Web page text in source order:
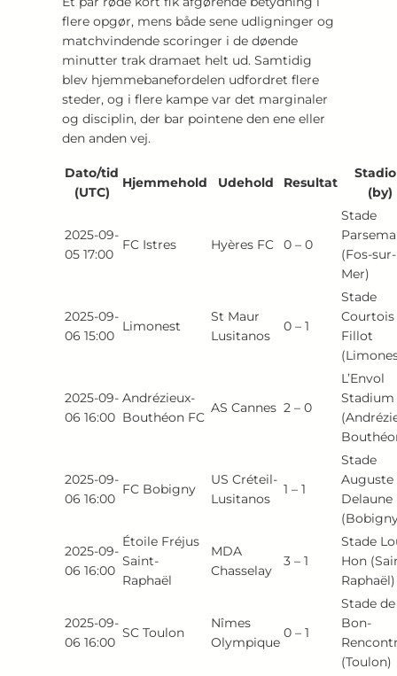
flere opgør, mens både sene udligninger og
matchvindende scoringer i de døende
minutter trak dramaet helt ud. Samtidig
blev hjemmebanefordelen udfordret flere
steder, og i flere kampe var det marginaler
og disciplin, der bar pointene den ene eller
den anden vej.
Dato/tid
(UTC)
Hjemmehold Udehold Resultat
(by)
2025-09-
05 17:00
FC Istres Hyères FC 0 – 0
Stade
(Fos-sur-
Mer)
2025-09-
06 15:00
Limonest
St Maur
Lusitanos
0 – 1
Stade
Courtois
Fillot
2025-09-
06 16:00
Andrézieux-
Bouthéon FC
AS Cannes 2 – 0
L’Envol
Stadium
2025-09-
06 16:00
FC Bobigny
US Créteil-
Lusitanos
1 – 1
Stade
Auguste
Delaune
2025-09-
06 16:00
Étoile Fréjus
Saint-
Raphaël
MDA
Chasselay
3 – 1
Stade
Hon
Raphaël)
2025-09-
06 16:00
SC Toulon
Nîmes
Olympique
0 – 1
Stade de
Bon-
(Toulon)